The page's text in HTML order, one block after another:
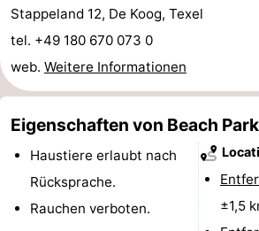
Forum
Route
Parken
Inselhüpfen
Stappeland 12, De Koog, Texel
tel. +49 180 670 073 0
web. Weitere Informationen
Eigenschaften von Beach
Haustiere erlaubt nach
Rücksprache.
Rauchen verboten.
±1,5